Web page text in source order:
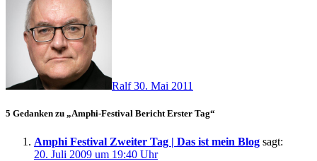
Ralf30. Mai 2011
5 Gedanken zu „Amphi-Festival Bericht Erster Tag“
Amphi Festival Zweiter Tag | Das ist mein Blog sagt:
20. Juli 2009 um 19:40 Uhr